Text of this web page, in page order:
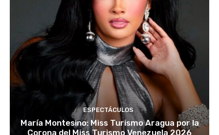
ESPECTÁCULOS
María Montesino: Miss Turismo Aragua por la
Corona del Miss Turismo Venezuela 2026